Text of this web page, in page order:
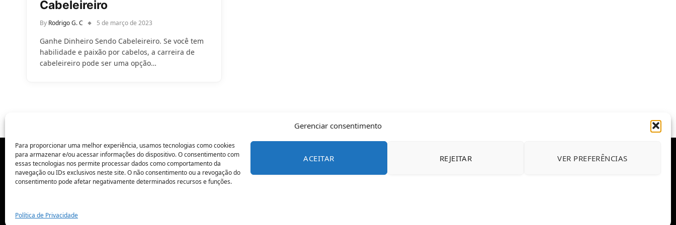
Gerenciar consentimento
Para proporcionar uma melhor experiência, usamos tecnologias como cookies
para armazenar e/ou acessar informações do dispositivo. O consentimento com
essas tecnologias nos permite processar dados como comportamento da
navegação ou IDs exclusivos neste site. O não consentimento ou a revogação do
consentimento pode afetar negativamente determinados recursos e funções.
ACEITAR REJEITAR VER PREFERÊNCIAS
Política de Privacidade
Cabeleireiro
By Rodrigo G. C 5 de março de 2023
Ganhe Dinheiro Sendo Cabeleireiro. Se você tem
habilidade e paixão por cabelos, a carreira de
cabeleireiro pode ser uma opção…
POLÍTICA DE PRIVACIDADE CONTATO SOBRE NÓS